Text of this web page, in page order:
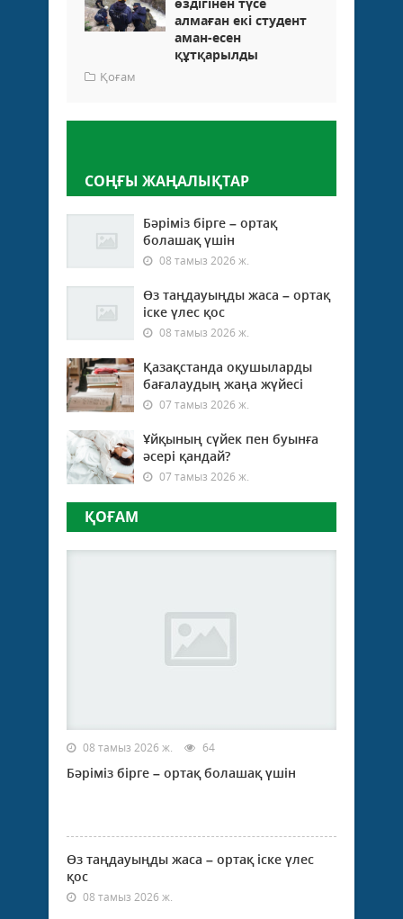
алмаған екі студент
аман-есен
құтқарылды
Қоғам
СОҢҒЫ ЖАҢАЛЫҚТАР
Бәріміз бірге – ортақ
болашақ үшін
08 тамыз 2026 ж.
Өз таңдауыңды жаса – ортақ
іске үлес қос
08 тамыз 2026 ж.
Қазақстанда оқушыларды
бағалаудың жаңа жүйесі
07 тамыз 2026 ж.
Ұйқының сүйек пен буынға
әсері қандай?
07 тамыз 2026 ж.
ҚОҒАМ
08 тамыз 2026 ж. 64
Бәріміз бірге – ортақ болашақ үшін
Өз таңдауыңды жаса – ортақ іске үлес
қос
08 тамыз 2026 ж.